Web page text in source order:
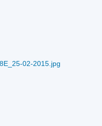
02-2015.jpg